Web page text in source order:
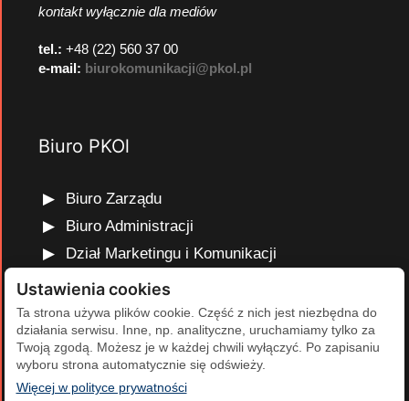
kontakt wyłącznie dla mediów
tel.: +48 (22) 560 37 00
e-mail: biurokomunikacji@pkol.pl
Biuro PKOl
Biuro Zarządu
Biuro Administracji
Dział Marketingu i Komunikacji
Dział Edukacji Olimpijskiej
Dział Finansów i Kadr
Dział Projektów Olimpijskich
Dział Programów Rozwojowych
Ustawienia cookies
Ta strona używa plików cookie. Część z nich jest niezbędna do
działania serwisu. Inne, np. analityczne, uruchamiamy tylko za
Twoją zgodą. Możesz je w każdej chwili wyłączyć. Po zapisaniu
wyboru strona automatycznie się odświeży.
Więcej w polityce prywatności(otwiera się w nowej karcie)